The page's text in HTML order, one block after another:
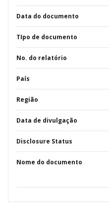
Data do documento
TIpo de documento
No. do relatório
País
Região
Data de divulgação
Disclosure Status
Nome do documento